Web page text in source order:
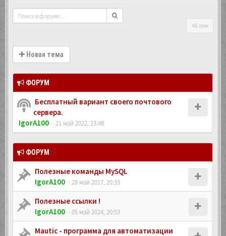
46 тем
Новая тема
ФОРУМ
Бесплатный вариант своего почтового
сервера.
IgorA100 - 21 май 2022, 23:48
ФОРУМ
Полезные команды MySQL
IgorA100 - 28 май 2017, 20:33
Полезные ссылки !
IgorA100 - 05 май 2024, 20:53
Mautic - программа для автоматизации